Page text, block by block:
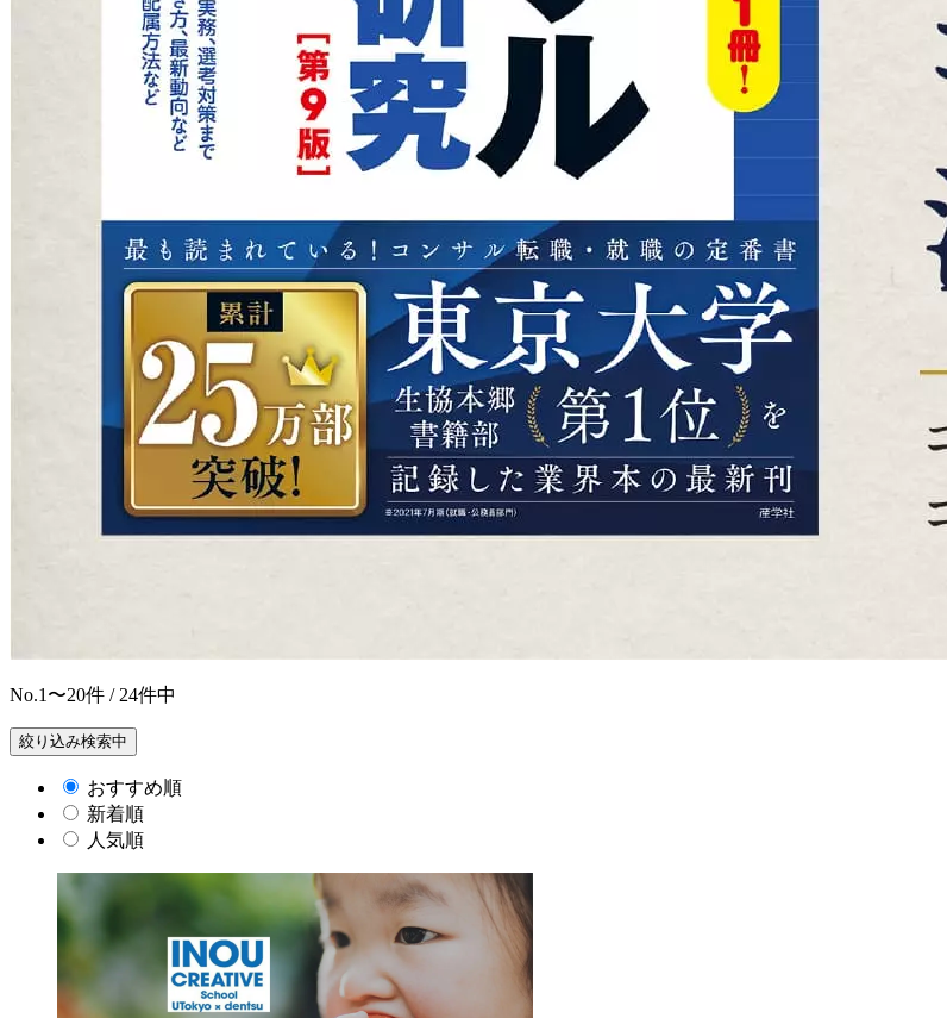
No.1〜20件 / 24件中
絞り込み検索中
おすすめ順
新着順
人気順